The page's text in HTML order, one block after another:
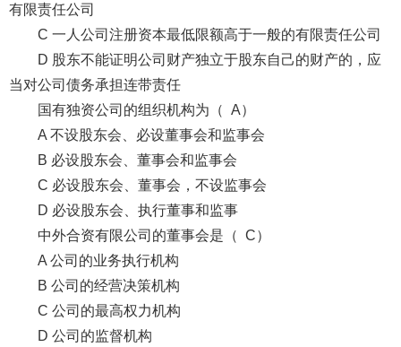
有限责任公司
C 一人公司注册资本最低限额高于一般的有限责任公司
D 股东不能证明公司财产独立于股东自己的财产的，应
当对公司债务承担连带责任
国有独资公司的组织机构为（ A）
A 不设股东会、必设董事会和监事会
B 必设股东会、董事会和监事会
C 必设股东会、董事会，不设监事会
D 必设股东会、执行董事和监事
中外合资有限公司的董事会是（ C）
A 公司的业务执行机构
B 公司的经营决策机构
C 公司的最高权力机构
D 公司的监督机构